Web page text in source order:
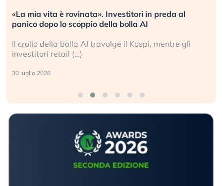
«La mia vita è rovinata». Investitori in preda al
panico dopo lo scoppio della bolla AI
Il crollo della bolla AI travolge il Kospi, mentre gli
investitori retail (…)
30 luglio 2026